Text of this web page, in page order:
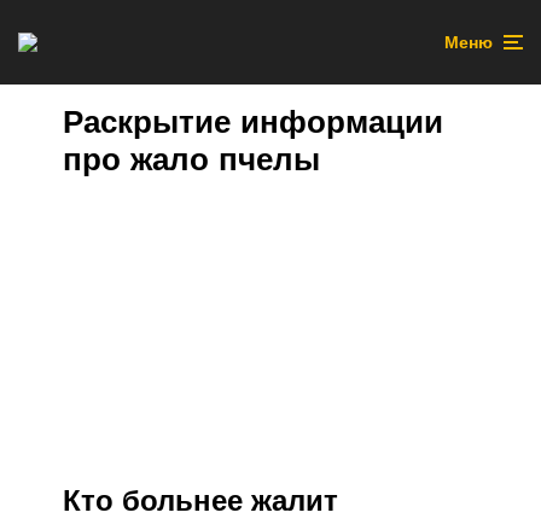
Меню
Раскрытие информации
про жало пчелы
Кто больнее жалит